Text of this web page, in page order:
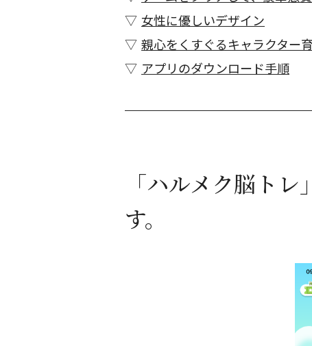
女性に優しいデザイン
親心をくすぐるキャラクター
アプリのダウンロード手順
「ハルメク脳ト
す。